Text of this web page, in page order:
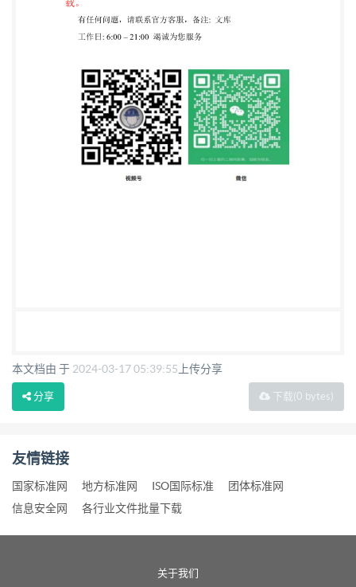
本文档由 于 2024-03-17 05:39:55 上传分享
下载(0 bytes)
分享
友情链接
国家标准网 地方标准网 ISO国际标准
团体标准网
信息安全网
各行业文件批量下载
关于我们